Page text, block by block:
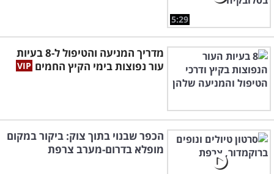
5:29
מדריך המניעה והטיפול ל-8 בעיות
עור נפוצות בימי הקיץ החמים
הכפר שבנוי בתוך צוק: ביקור במקום
מופלא בדרום-מערב צרפת